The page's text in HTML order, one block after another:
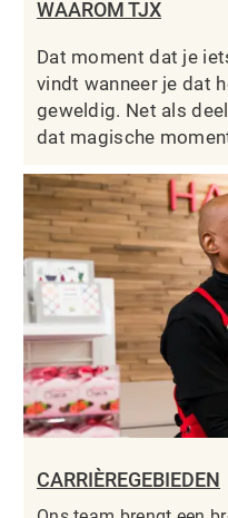
WAAROM TJX
Dat moment dat je
vindt wanneer je dat
geweldig. Net als
dat magische
CARRIÈREGEBIEDEN